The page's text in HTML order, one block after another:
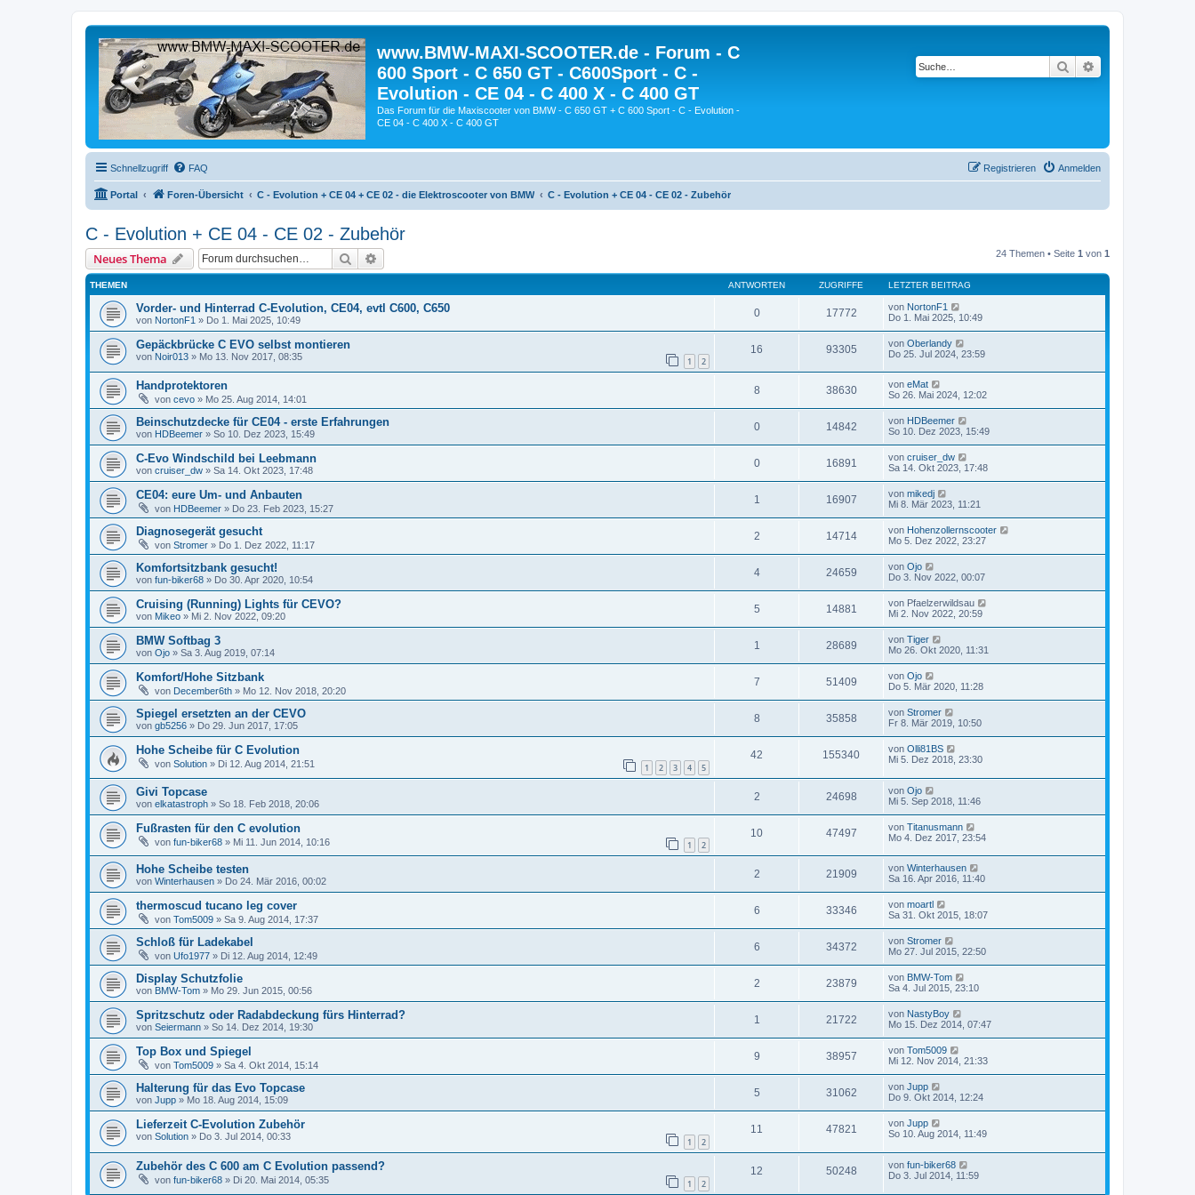
www.BMW-MAXI-SCOOTER.de - Forum - C
600 Sport - C 650 GT - C600Sport - C -
Evolution - CE 04 - C 400 X - C 400 GT
Das Forum für die Maxiscooter von BMW - C 650 GT + C 600 Sport - C - Evolution -
CE 04 - C 400 X - C 400 GT
Suche
Schnellzugriff FAQ Anmelden
Registrieren
Portal Foren-Übersicht C - Evolution + CE 04 + CE 02 - die Elektroscooter von BMW C - Evolution + CE 04 - CE 02 - Zubehör
C - Evolution + CE 04 - CE 02 - Zubehör
Neues Thema Suche 24 Themen • Seite 1 von 1
THEMEN ANTWORTEN ZUGRIFFE LETZTER BEITRAG
Vorder- und Hinterrad C-Evolution, CE04, evtl C600, C650
von NortonF1 » Do 1. Mai 2025, 10:49
0 17772 von NortonF1
Do 1. Mai 2025, 10:49
Gepäckbrücke C EVO selbst montieren
von Noir013 » Mo 13. Nov 2017, 08:35 1 2
16 93305 von Oberlandy
Do 25. Jul 2024, 23:59
Handprotektoren
von cevo » Mo 25. Aug 2014, 14:01
8 38630 von eMat
So 26. Mai 2024, 12:02
Beinschutzdecke für CE04 - erste Erfahrungen
von HDBeemer » So 10. Dez 2023, 15:49
0 14842 von HDBeemer
So 10. Dez 2023, 15:49
C-Evo Windschild bei Leebmann
von cruiser_dw » Sa 14. Okt 2023, 17:48
0 16891 von cruiser_dw
Sa 14. Okt 2023, 17:48
CE04: eure Um- und Anbauten
von HDBeemer » Do 23. Feb 2023, 15:27
1 16907 von mikedj
Mi 8. Mär 2023, 11:21
Diagnosegerät gesucht
von Stromer » Do 1. Dez 2022, 11:17
2 14714 von Hohenzollernscooter
Mo 5. Dez 2022, 23:27
Komfortsitzbank gesucht!
von fun-biker68 » Do 30. Apr 2020, 10:54
4 24659 von Ojo
Do 3. Nov 2022, 00:07
Cruising (Running) Lights für CEVO?
von Mikeo » Mi 2. Nov 2022, 09:20
5 14881 von Pfaelzerwildsau
Mi 2. Nov 2022, 20:59
BMW Softbag 3
von Ojo » Sa 3. Aug 2019, 07:14
1 28689 von Tiger
Mo 26. Okt 2020, 11:31
Komfort/Hohe Sitzbank
von December6th » Mo 12. Nov 2018, 20:20
7 51409 von Ojo
Do 5. Mär 2020, 11:28
Spiegel ersetzten an der CEVO
von gb5256 » Do 29. Jun 2017, 17:05
8 35858 von Stromer
Fr 8. Mär 2019, 10:50
Hohe Scheibe für C Evolution
von Solution » Di 12. Aug 2014, 21:51 1 2 3 4 5
42 155340 von Olli81BS
Mi 5. Dez 2018, 23:30
Givi Topcase
von elkatastroph » So 18. Feb 2018, 20:06
2 24698 von Ojo
Mi 5. Sep 2018, 11:46
Fußrasten für den C evolution
von fun-biker68 » Mi 11. Jun 2014, 10:16 1 2
10 47497 von Titanusmann
Mo 4. Dez 2017, 23:54
Hohe Scheibe testen
von Winterhausen » Do 24. Mär 2016, 00:02
2 21909 von Winterhausen
Sa 16. Apr 2016, 11:40
thermoscud tucano leg cover
von Tom5009 » Sa 9. Aug 2014, 17:37
6 33346 von moartl
Sa 31. Okt 2015, 18:07
Schloß für Ladekabel
von Ufo1977 » Di 12. Aug 2014, 12:49
6 34372 von Stromer
Mo 27. Jul 2015, 22:50
Display Schutzfolie
von BMW-Tom » Mo 29. Jun 2015, 00:56
2 23879 von BMW-Tom
Sa 4. Jul 2015, 23:10
Spritzschutz oder Radabdeckung fürs Hinterrad?
von Seiermann » So 14. Dez 2014, 19:30
1 21722 von NastyBoy
Mo 15. Dez 2014, 07:47
Top Box und Spiegel
von Tom5009 » Sa 4. Okt 2014, 15:14
9 38957 von Tom5009
Mi 12. Nov 2014, 21:33
Halterung für das Evo Topcase
von Jupp » Mo 18. Aug 2014, 15:09
5 31062 von Jupp
Do 9. Okt 2014, 12:24
Lieferzeit C-Evolution Zubehör
von Solution » Do 3. Jul 2014, 00:33 1 2
11 47821 von Jupp
So 10. Aug 2014, 11:49
Zubehör des C 600 am C Evolution passend?
von fun-biker68 » Di 20. Mai 2014, 05:35 1 2
12 50248 von fun-biker68
Do 3. Jul 2014, 11:59